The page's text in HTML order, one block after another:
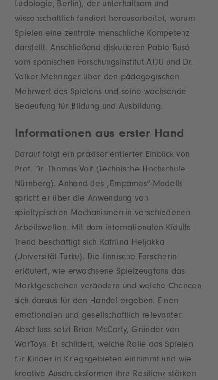
Ludologie, Berlin), der unterhaltsam und
wissenschaftlich fundiert herausarbeitet, warum
Spielen eine zentrale menschliche Kompetenz
darstellt. Anschließend diskutieren Pablo Busó
vom spanischen Forschungsinstitut AIJU und Dr.
Volker Mehringer über den pädagogischen
Mehrwert des Spielens und seine wachsende
Bedeutung für Bildung und Ausbildung.
Informationen aus erster Hand
Darauf folgt ein praxisorientierter Einblick von
Prof. Dr. Thomas Voit (Technische Hochschule
Nürnberg). Anhand des „Empamos“-Modells
spricht er über die Anwendung von
spieltypischen Mechanismen in verschiedenen
Arbeitswelten. Mit dem internationalen Kidults-
Trend beschäftigt sich Katriina Heljakka
(Universität Turku). Die finnische Forscherin
erläutert, wie erwachsene Spielzeugfans das
Marktgeschehen verändern und welche Chancen
sich daraus für den Handel ergeben. Einen
emotionalen und gesellschaftlich relevanten
Abschluss setzt Brian McCarty, Gründer von
WarToys. Er schildert, welche Rolle das Spielen
für Kinder in Kriegsgebieten einnimmt und wie
kreative Ausdrucksformen ihre Resilienz stärken